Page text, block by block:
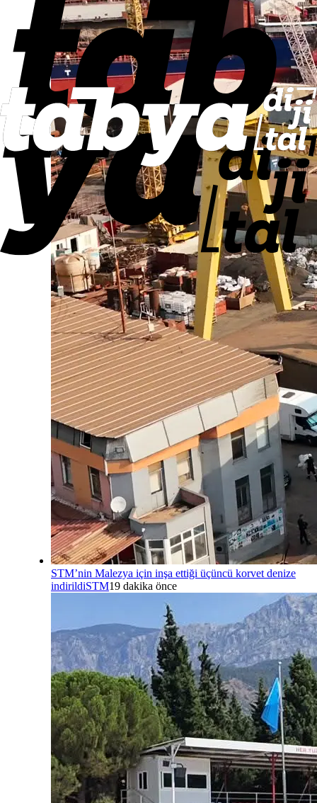
STM’nin Malezya için inşa ettiği üçüncü korvet denize
indirildiSTM19 dakika önce